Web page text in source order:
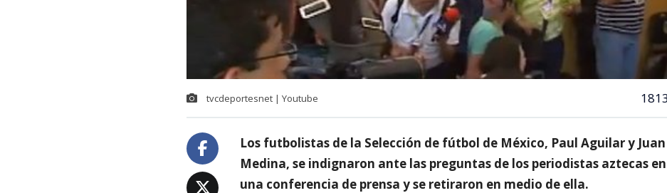
tvcdeportesnet | Youtube 1813
Los futbolistas de la Selección de fútbol de México, Paul Aguilar y
Medina, se indignaron ante las preguntas de los periodistas aztecas
una conferencia de prensa y se retiraron en medio de ella.